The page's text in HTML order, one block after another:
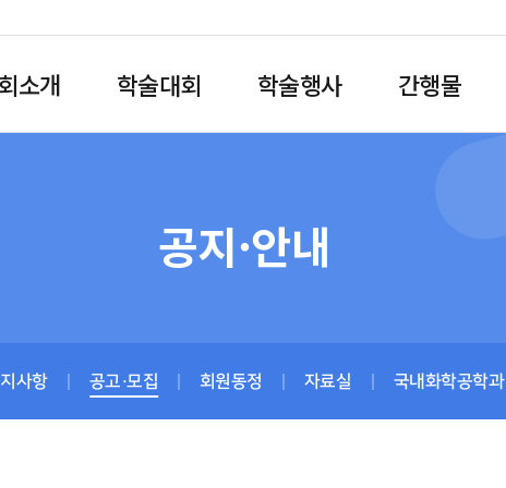
소개 학술대회 학술행사 간행물
공지·안내
사항 공고·모집 회원동정 자료실 국내화학공학과